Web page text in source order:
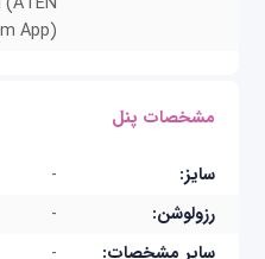
App)
مشخصات پنل
سایز:
-
رزولوشن:
-